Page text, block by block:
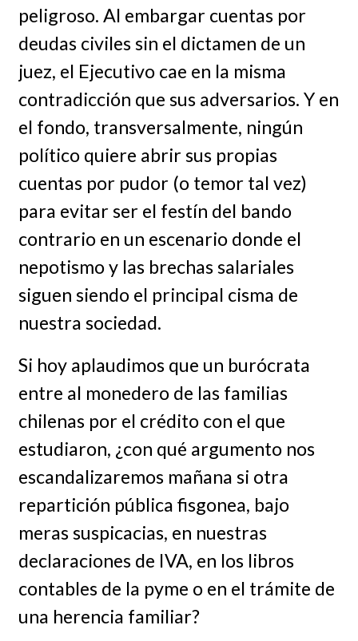
peligroso. Al embargar cuentas por
deudas civiles sin el dictamen de un
juez, el Ejecutivo cae en la misma
contradicción que sus adversarios. Y en
el fondo, transversalmente, ningún
político quiere abrir sus propias
cuentas por pudor (o temor tal vez)
para evitar ser el festín del bando
contrario en un escenario donde el
nepotismo y las brechas salariales
siguen siendo el principal cisma de
nuestra sociedad.
Si hoy aplaudimos que un burócrata
entre al monedero de las familias
chilenas por el crédito con el que
estudiaron, ¿con qué argumento nos
escandalizaremos mañana si otra
repartición pública fisgonea, bajo
meras suspicacias, en nuestras
declaraciones de IVA, en los libros
contables de la pyme o en el trámite de
una herencia familiar?